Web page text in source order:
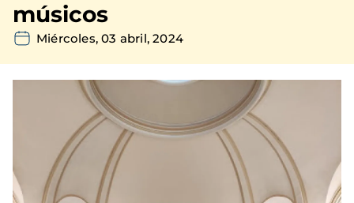
músicos
Miércoles, 03 abril, 2024